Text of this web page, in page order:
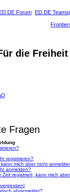
Forum ED.DE
die Freiheit
Fragen
registrieren?
mich aber nicht
anmelden?
Zeit registriert, kann mich
abgemeldet?